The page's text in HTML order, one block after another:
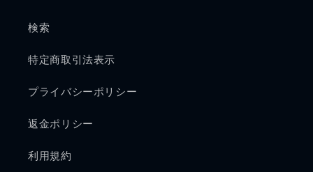
検索
特定商取引法表示
プライバシーポリシー
返金ポリシー
利用規約